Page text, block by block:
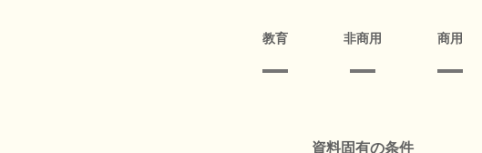
教育 非商用 商用
資料固有の条件